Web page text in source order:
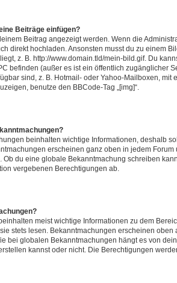
Beiträge einfügen?
Beitrag angezeigt werden. Wenn die
direkt hochladen. Ansonsten musst du zu einem
z. B. http://www.domain.tld/mein-bild.gif. Du
befinden (außer es ist ein öffentlich zugänglicher
sind, z. B. Hotmail- oder Yahoo-Mailboxen, mit
benutze den BBCode-Tag „[img]“.
beinhalten wichtige Informationen, deshalb
erscheinen ganz oben in jedem
Ob du eine globale Bekanntmachung schreiben
vergebenen Berechtigungen ab.
meist wichtige Informationen zu dem
stets lesen. Bekanntmachungen erscheinen oben
bei globalen Bekanntmachungen hängt es von
kannst oder nicht. Die Berechtigungen